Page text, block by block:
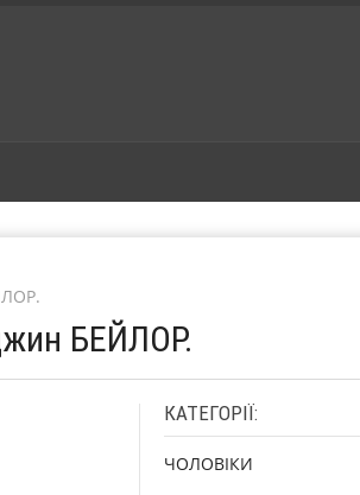
БЕЙЛОР.
КАТЕГОРІЇ:
ЧОЛОВІКИ